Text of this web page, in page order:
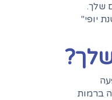
שלך.
יופי"
ברמות